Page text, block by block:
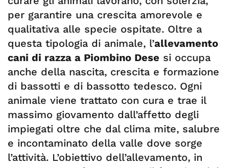
per garantire una crescita amorevole e
qualitativa alle specie ospitate. Oltre a
questa tipologia di animale, l’allevamento
cani di razza a Piombino Dese si occupa
anche della nascita, crescita e formazione
di bassotti e di bassotto tedesco. Ogni
animale viene trattato con cura e trae il
massimo giovamento dall’affetto degli
impiegati oltre che dal clima mite, salubre
e incontaminato della valle dove sorge
l’attività. L’obiettivo dell’allevamento, in